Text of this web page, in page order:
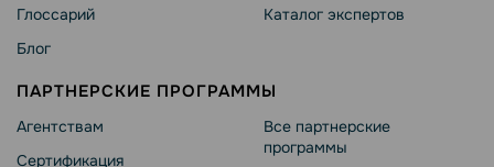
Глоссарий
Блог
Каталог экспертов
ПАРТНЕРСКИЕ ПРОГРАММЫ
Агентствам
Сертификация
Все партнерские
программы